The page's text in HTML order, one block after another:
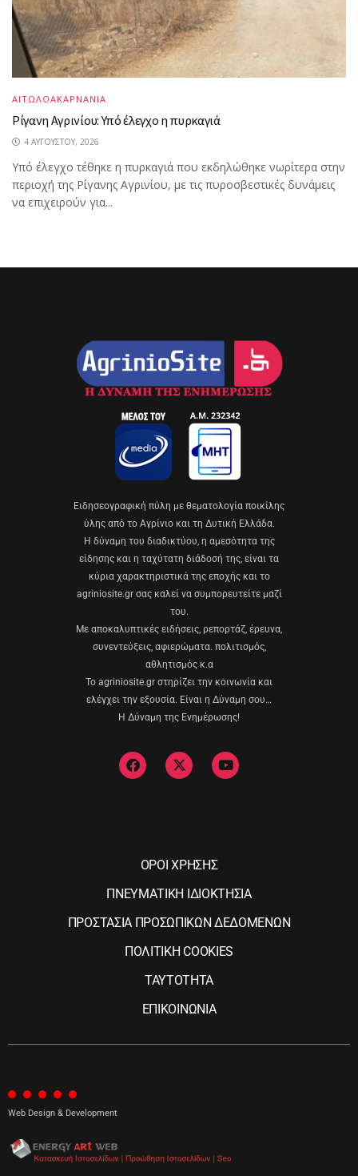
ΑΙΤΩΛΟΑΚΑΡΝΑΝΙΑ
Ρίγανη Αγρινίου: Υπό έλεγχο η πυρκαγιά
4 ΑΥΓΟΎΣΤΟΥ, 2026
Υπό έλεγχο τέθηκε η πυρκαγιά που εκδηλώθηκε νωρίτερα στην
περιοχή της Ρίγανης Αγρινίου, με τις πυροσβεστικές δυνάμεις
να επιχειρούν για...
Eιδησεογραφική πύλη με θεματολογία ποικίλης
ύλης από το Αγρίνιο και τη Δυτική Ελλάδα.
Η δύναμη του διαδικτύου, η αμεσότητα της
είδησης και η ταχύτατη διάδοσή της, είναι τα
κύρια χαρακτηριστικά της εποχής και το
agriniosite.gr σας καλεί να συμπορευτείτε μαζί
του.
Με αποκαλυπτικές ειδήσεις, ρεπορτάζ, έρευνα,
συνεντεύξεις, αφιερώματα. πολιτισμός,
αθλητισμός κ.α
Το agriniosite.gr στηρίζει την κοινωνία και
ελέγχει την εξουσία. Είναι η Δύναμη σου…
Η Δύναμη της Ενημέρωσης!
ΟΡΟΙ ΧΡΗΣΗΣ
ΠΝΕΥΜΑΤΙΚΗ ΙΔΙΟΚΤΗΣΙΑ
ΠΡΟΣΤΑΣΙΑ ΠΡΟΣΩΠΙΚΩΝ ΔΕΔΟΜΕΝΩΝ
ΠΟΛΙΤΙΚΗ COOKIES
ΤΑΥΤΟΤΗΤΑ
ΕΠΙΚΟΙΝΩΝΙΑ
Web Design & Development